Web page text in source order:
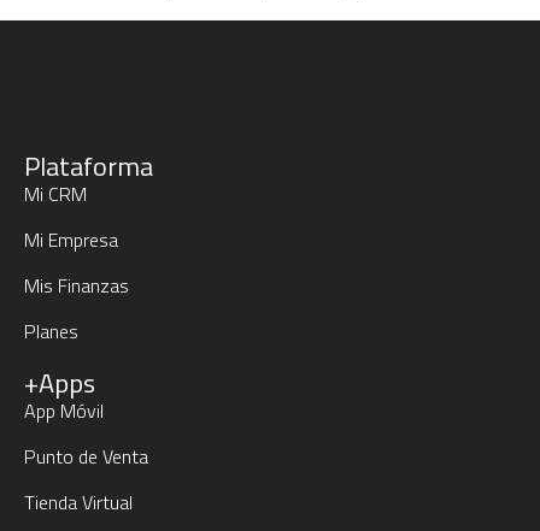
Plataforma
Mi CRM
Mi Empresa
Mis Finanzas
Planes
+Apps
App Móvil
Punto de Venta
Tienda Virtual